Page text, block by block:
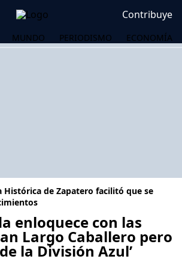
Contribuye
MUNDO PERIODISMO ECONOMÍA
Histórica de Zapatero facilitó que se
enloquece con las
Largo Caballero pero
la División Azul’